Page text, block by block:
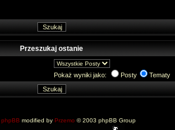
Przeszukaj ostanie
Pokaż wyniki jako: Posty Tematy
phpBB modified by Przemo © 2003 phpBB Group